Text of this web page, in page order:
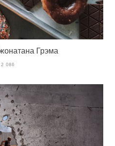
Грэма
2 086